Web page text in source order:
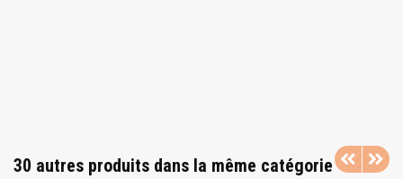
30 autres produits dans la même catégorie